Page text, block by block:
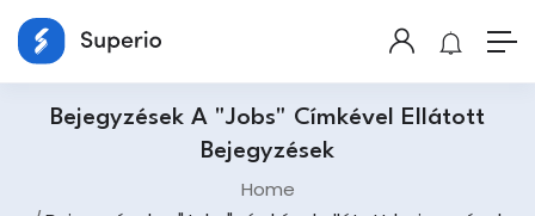
Bejegyzések A "Jobs" Címkével Ellátott
Bejegyzések
Home